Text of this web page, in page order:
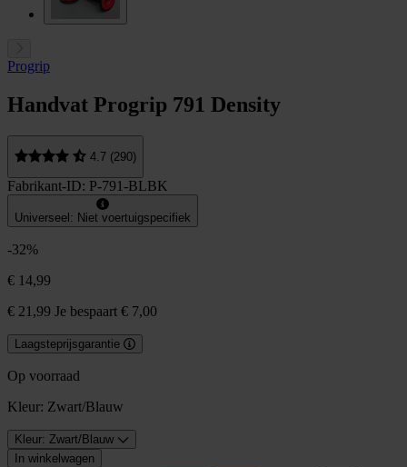
Progrip
Handvat Progrip 791 Density
4.7 (290)
Fabrikant-ID: P-791-BLBK
Universeel: Niet voertuigspecifiek
-32%
€ 14,99
€ 21,99 Je bespaart € 7,00
Laagsteprijsgarantie
Op voorraad
Kleur: Zwart/Blauw
Kleur: Zwart/Blauw
In winkelwagen